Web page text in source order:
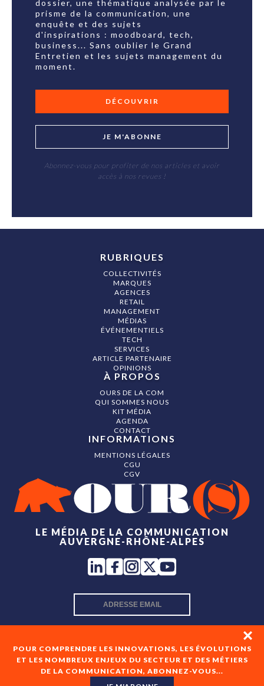
dossier, une thématique analysée par le
prisme de la communication, une
enquête et des sujets
d'inspirations : moodboard, tech,
business... Sans oublier le Grand
Entretien et les sujets management du
moment.
DÉCOUVRIR
JE M'ABONNE
Abonnez-vous pour profiter de nos articles et avoir
accès à nos revues !
POUR COMPRENDRE LES INNOVATIONS, LES ÉVOLUTIONS
ET LES NOMBREUX ENJEUX DU SECTEUR ET DES MÉTIERS
DE LA COMMUNICATION, ABONNEZ-VOUS...
LE MÉDIA DE LA COMMUNICATION
AUVERGNE-RHÔNE-ALPES
En cochant cette case, je consens à recevoir les newsletters
RUBRIQUES
COLLECTIVITÉS
MARQUES
AGENCES
RETAIL
MANAGEMENT
MÉDIAS
ÉVÉNEMENTIELS
TECH
SERVICES
ARTICLE PARTENAIRE
OPINIONS
À PROPOS
OURS DE LA COM
QUI SOMMES NOUS
KIT MÉDIA
AGENDA
CONTACT
INFORMATIONS
MENTIONS LÉGALES
CGU
CGV